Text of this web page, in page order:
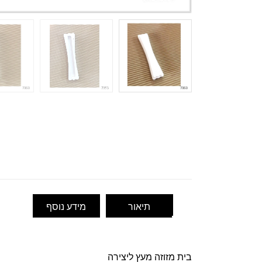
תיאור מידע נוסף
בית מזוזה מעץ ליצירה